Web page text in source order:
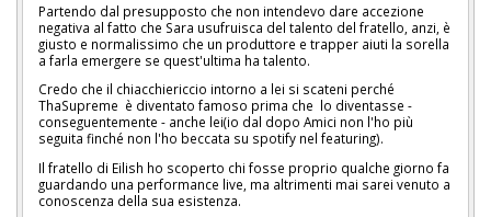
Partendo dal presupposto che non intendevo dare accezione
negativa al fatto che Sara usufruisca del talento del fratello, anzi, è
giusto e normalissimo che un produttore e trapper aiuti la sorella
a farla emergere se quest'ultima ha talento.
Credo che il chiacchiericcio intorno a lei si scateni perché
ThaSupreme è diventato famoso prima che lo diventasse -
conseguentemente - anche lei(io dal dopo Amici non l'ho più
seguita finché non l'ho beccata su spotify nel featuring).
Il fratello di Eilish ho scoperto chi fosse proprio qualche giorno fa
guardando una performance live, ma altrimenti mai sarei venuto a
conoscenza della sua esistenza.